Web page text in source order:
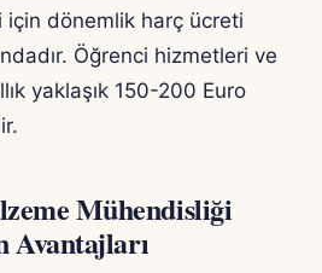
dönemlik harç ücreti
Öğrenci hizmetleri ve
yaklaşık 150-200 Euro
Mühendisliği
Avantajları